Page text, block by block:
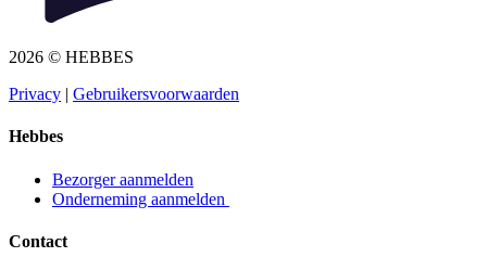
2026 © HEBBES
Privacy​​​​‌ ‍ ​‍​‍‌‍ ‌ ​‍‌‍‍‌‌‍‌ ‌‍‍‌‌‍ ‍​‍​‍​ ‍‍​‍​‍‌ ​ ‌‍​‌‌‍ ‍‌‍‍‌‌ ‌​‌ ‍‌​‍ ‍‌‍‍‌‌‍ ​‍​‍​‍ ​​‍​‍‌‍‍​‌ ​‍‌‍‌‌‌‍‌‍​‍​‍​ ‍‍​‍​‍‌‍‍​‌ ‌​‌ ‌​‌ ​​​ ‍‍​‍ ​‍ ‌‍ ​‌‍ ‌‍​ ‌‍​‌‌‍ ​‌‍‍​‌‍ ‌ ​ ‌ ‌​​ ‍‍​ ​ ​ ​ ​ ​ ​ ​ ​‍ ‌‍‍‌‌‍ ‍‌ ‌​‌‍‌‌‌‍ ‍‌ ‌​​‍ ‌‍‌‌‌‍‌​‌‍‍‌‌ ‌​​‍ ‌‍ ‌‌‍ ‌‍‌​‌‍‌‌​ ‌‌ ​​‌ ​‍‌‍‌‌‌ ​ ‌‍‌‌‌‍ ‍‌ ‌​‌‍​‌‌ ‌​‌‍‍‌‌‍ ‌‍ ‍​ ‍ ‌‍‍‌‌‍‌​​ ‌‌‍‌ ‌‍ ​‌‍ ‌‍​‍‌‍​‌‌‍ ​​ ‍ ‌ ‌​‌ ‍‌‌ ​​‌‍‌‌​ ‌‌‍‌ ‌‍ ​‌‍ ‌‍​‍‌‍​‌‌‍ ​​ ‍ ‌ ​​‌‍​‌‌ ‌​‌‍‍​​ ‌‌‍‌‍‌‍ ‌‍ ‌ ‌​‌‍‌‌‌ ​‍​‍ ‍‌‍ ​‌‍‌‌‌‍‌ ‌‍​‌‌‍ ​​‍‌‌​ ‌‌‌​​‍‌‌ ‌‍‍ ‌‍‌‌‌ ‍‌​‍‌‌​ ​ ‌​‌​​‍‌‌​ ​ ‌​‌​​‍‌‌​ ​‍​ ​‍​ ​‌​ ‍​‌‍‌‌​ ‌‍‌‍‌​‌‍‌‌‌‍‌‌​ ‌‍​ ​ ​ ‍‌​ ‌‌​ ‌​​‍‌‌​ ​‍​ ​‍​‍‌‌​ ‌‌‌​‌​​‍ ‍‌‍ ​‌‍​‌‌‍​‍‌‍‌‌‌‍ ​​ ‌‍​‍‌‍​‌‌ ​ ‌‍‌‌‌‌‌‌‌ ​‍‌‍ ​​ ‌‌‍‍​‌ ‌​‌ ‌​‌ ​​​‍‌‌​ ​ ‌​​‌​‍‌‌​ ​‍‌​‌‍​‍‌‌​ ​‍‌​‌‍‌‍ ​‌‍ ‌‍​ ‌‍​‌‌‍ ​‌‍‍​‌‍ ‌ ​ ‌ ‌​​‍‌‌​ ​ ‌​​‌​ ​ ​ ​ ​ ​ ​ ​ ​‍‌‍‌‍‍‌‌‍‌​​ ‌‌‍‌ ‌‍ ​‌‍ ‌‍​‍‌‍​‌‌‍ ​​‍‌‍‌ ‌​‌ ‍‌‌ ​​‌‍‌‌​ ‌‌‍‌ ‌‍ ​‌‍ ‌‍​‍‌‍​‌‌‍ ​​‍‌‍‌ ​​‌‍​‌‌ ‌​‌‍‍​​ ‌‌‍‌‍‌‍ ‌‍ ‌ ‌​‌‍‌‌‌ ​‍​‍ ‍‌‍ ​‌‍‌‌‌‍‌ ‌‍​‌‌‍ ​​‍‌‌​ ‌‌‌​​‍‌‌ ‌‍‍ ‌‍‌‌‌ ‍‌​‍‌‌​ ​ ‌​‌​​‍‌‌​ ​ ‌​‌​​‍‌‌​ ​‍​ ​‍​ ​‌​ ‍​‌‍‌‌​ ‌‍‌‍‌​‌‍‌‌‌‍‌‌​ ‌‍​ ​ ​ ‍‌​ ‌‌​ ‌​​‍‌‌​ ​‍​ ​‍​‍‌‌​ ‌‌‌​‌​​‍ ‍‌‍ ​‌‍​‌‌‍​‍‌‍‌‌‌‍ ​​‍‌‍‌ ​​‌‍‌‌‌ ​‍‌ ​ ‌ ​​‌‍‌‌‌‍​ ‌ ‌​‌‍‍‌‌ ‌‍‌‍‌‌​ ‌‌ ​​‌ ‌‌‌‍​‍‌‍ ​‌‍‍‌‌ ​ ‌‍‍​‌‍‌‌‌‍‌​​‍​‍‌ ‌ | Gebruikersvoorwaarden​​​​‌ ‍ ​‍​‍‌‍ ‌ ​‍‌‍‍‌‌‍‌ ‌‍‍‌‌‍ ‍​‍​‍​ ‍‍​‍​‍‌ ​ ‌‍​‌‌‍ ‍‌‍‍‌‌ ‌​‌ ‍‌​‍ ‍‌‍‍‌‌‍ ​‍​‍​‍ ​​‍​‍‌‍‍​‌ ​‍‌‍‌‌‌‍‌‍​‍​‍​ ‍‍​‍​‍‌‍‍​‌ ‌​‌ ‌​‌ ​​​ ‍‍​‍ ​‍ ‌‍ ​‌‍ ‌‍​ ‌‍​‌‌‍ ​‌‍‍​‌‍ ‌ ​ ‌ ‌​​ ‍‍​ ​ ​ ​ ​ ​ ​ ​ ​‍ ‌‍‍‌‌‍ ‍‌ ‌​‌‍‌‌‌‍ ‍‌ ‌​​‍ ‌‍‌‌‌‍‌​‌‍‍‌‌ ‌​​‍ ‌‍ ‌‌‍ ‌‍‌​‌‍‌‌​ ‌‌ ​​‌ ​‍‌‍‌‌‌ ​ ‌‍‌‌‌‍ ‍‌ ‌​‌‍​‌‌ ‌​‌‍‍‌‌‍ ‌‍ ‍​ ‍ ‌‍‍‌‌‍‌​​ ‌‌‍‌ ‌‍ ​‌‍ ‌‍​‍‌‍​‌‌‍ ​​ ‍ ‌ ‌​‌ ‍‌‌ ​​‌‍‌‌​ ‌‌‍‌ ‌‍ ​‌‍ ‌‍​‍‌‍​‌‌‍ ​​ ‍ ‌ ​​‌‍​‌‌ ‌​‌‍‍​​ ‌‌‍‌‍‌‍ ‌‍ ‌ ‌​‌‍‌‌‌ ​‍​‍ ‍‌‍ ​‌‍‌‌‌‍‌ ‌‍​‌‌‍ ​​‍‌‌​ ‌‌‌​​‍‌‌ ‌‍‍ ‌‍‌‌‌ ‍‌​‍‌‌​ ​ ‌​‌​​‍‌‌​ ​ ‌​‌​​‍‌‌​ ​‍​ ​‍​ ​​‌‍​ ‌‍‌‍​ ‌‍​ ‌​‌‍‌​​ ​ ‌‍‌‌​ ​ ​ ​‌​ ‍‌​ ​‍​‍‌‌​ ​‍​ ​‍​‍‌‌​ ‌‌‌​‌​​‍ ‍‌‍ ​‌‍​‌‌‍​‍‌‍‌‌‌‍ ​​ ‌‍​‍‌‍​‌‌ ​ ‌‍‌‌‌‌‌‌‌ ​‍‌‍ ​​ ‌‌‍‍​‌ ‌​‌ ‌​‌ ​​​‍‌‌​ ​ ‌​​‌​‍‌‌​ ​‍‌​‌‍​‍‌‌​ ​‍‌​‌‍‌‍ ​‌‍ ‌‍​ ‌‍​‌‌‍ ​‌‍‍​‌‍ ‌ ​ ‌ ‌​​‍‌‌​ ​ ‌​​‌​ ​ ​ ​ ​ ​ ​ ​ ​‍‌‍‌‍‍‌‌‍‌​​ ‌‌‍‌ ‌‍ ​‌‍ ‌‍​‍‌‍​‌‌‍ ​​‍‌‍‌ ‌​‌ ‍‌‌ ​​‌‍‌‌​ ‌‌‍‌ ‌‍ ​‌‍ ‌‍​‍‌‍​‌‌‍ ​​‍‌‍‌ ​​‌‍​‌‌ ‌​‌‍‍​​ ‌‌‍‌‍‌‍ ‌‍ ‌ ‌​‌‍‌‌‌ ​‍​‍ ‍‌‍ ​‌‍‌‌‌‍‌ ‌‍​‌‌‍ ​​‍‌‌​ ‌‌‌​​‍‌‌ ‌‍‍ ‌‍‌‌‌ ‍‌​‍‌‌​ ​ ‌​‌​​‍‌‌​ ​ ‌​‌​​‍‌‌​ ​‍​ ​‍​ ​​‌‍​ ‌‍‌‍​ ‌‍​ ‌​‌‍‌​​ ​ ‌‍‌‌​ ​ ​ ​‌​ ‍‌​ ​‍​‍‌‌​ ​‍​ ​‍​‍‌‌​ ‌‌‌​‌​​‍ ‍‌‍ ​‌‍​‌‌‍​‍‌‍‌‌‌‍ ​​‍‌‍‌ ​​‌‍‌‌‌ ​‍‌ ​ ‌ ​​‌‍‌‌‌‍​ ‌ ‌​‌‍‍‌‌ ‌‍‌‍‌‌​ ‌‌ ​​‌ ‌‌‌‍​‍‌‍ ​‌‍‍‌‌ ​ ‌‍‍​‌‍‌‌‌‍‌​​‍​‍‌ ‌
Hebbes
Bezorger aanmelden​​​​‌ ‍ ​‍​‍‌‍ ‌ ​‍‌‍‍‌‌‍‌ ‌‍‍‌‌‍ ‍​‍​‍​ ‍‍​‍​‍‌ ​ ‌‍​‌‌‍ ‍‌‍‍‌‌ ‌​‌ ‍‌​‍ ‍‌‍‍‌‌‍ ​‍​‍​‍ ​​‍​‍‌‍‍​‌ ​‍‌‍‌‌‌‍‌‍​‍​‍​ ‍‍​‍​‍‌‍‍​‌ ‌​‌ ‌​‌ ​​​ ‍‍​‍ ​‍ ‌‍ ​‌‍ ‌‍​ ‌‍​‌‌‍ ​‌‍‍​‌‍ ‌ ​ ‌ ‌​​ ‍‍​ ​ ​ ​ ​ ​ ​ ​ ​‍ ‌‍‍‌‌‍ ‍‌ ‌​‌‍‌‌‌‍ ‍‌ ‌​​‍ ‌‍‌‌‌‍‌​‌‍‍‌‌ ‌​​‍ ‌‍ ‌‌‍ ‌‍‌​‌‍‌‌​ ‌‌ ​​‌ ​‍‌‍‌‌‌ ​ ‌‍‌‌‌‍ ‍‌ ‌​‌‍​‌‌ ‌​‌‍‍‌‌‍ ‌‍ ‍​ ‍ ‌‍‍‌‌‍‌​​ ‌‌‍‌ ‌‍ ​‌‍ ‌‍​‍‌‍​‌‌‍ ​​ ‍ ‌ ‌​‌ ‍‌‌ ​​‌‍‌‌​ ‌‌‍‌ ‌‍ ​‌‍ ‌‍​‍‌‍​‌‌‍ ​​ ‍ ‌ ​​‌‍​‌‌ ‌​‌‍‍​​ ‌‌‍‌‍‌‍ ‌‍ ‌ ‌​‌‍‌‌‌ ​‍​‍ ‍‌ ​​‌‍​‌‌‍‌ ‌‍‌‌‌ ​ ​‍‌‌​ ‌‌‌​​‍‌‌ ‌‍‍ ‌‍‌‌‌ ‍‌​‍‌‌​ ​ ‌​‌​​‍‌‌​ ​ ‌​‌​​‍‌‌​ ​‍​ ​‍​ ‌ ​ ​‌‌‍​‍‌‍​ ​ ‌‌​ ‌ ​ ​‌​ ​‍​ ‌​​ ​​‌‍‌‌​ ‍‌​‍‌‌​ ​‍​ ​‍​‍‌‌​ ‌‌‌​‌​​‍ ‍‌‍ ​‌‍​‌‌‍​‍‌‍‌‌‌‍ ​​ ‌‍​‍‌‍​‌‌ ​ ‌‍‌‌‌‌‌‌‌ ​‍‌‍ ​​ ‌‌‍‍​‌ ‌​‌ ‌​‌ ​​​‍‌‌​ ​ ‌​​‌​‍‌‌​ ​‍‌​‌‍​‍‌‌​ ​‍‌​‌‍‌‍ ​‌‍ ‌‍​ ‌‍​‌‌‍ ​‌‍‍​‌‍ ‌ ​ ‌ ‌​​‍‌‌​ ​ ‌​​‌​ ​ ​ ​ ​ ​ ​ ​ ​‍‌‍‌‍‍‌‌‍‌​​ ‌‌‍‌ ‌‍ ​‌‍ ‌‍​‍‌‍​‌‌‍ ​​‍‌‍‌ ‌​‌ ‍‌‌ ​​‌‍‌‌​ ‌‌‍‌ ‌‍ ​‌‍ ‌‍​‍‌‍​‌‌‍ ​​‍‌‍‌ ​​‌‍​‌‌ ‌​‌‍‍​​ ‌‌‍‌‍‌‍ ‌‍ ‌ ‌​‌‍‌‌‌ ​‍​‍ ‍‌ ​​‌‍​‌‌‍‌ ‌‍‌‌‌ ​ ​‍‌‌​ ‌‌‌​​‍‌‌ ‌‍‍ ‌‍‌‌‌ ‍‌​‍‌‌​ ​ ‌​‌​​‍‌‌​ ​ ‌​‌​​‍‌‌​ ​‍​ ​‍​ ‌ ​ ​‌‌‍​‍‌‍​ ​ ‌‌​ ‌ ​ ​‌​ ​‍​ ‌​​ ​​‌‍‌‌​ ‍‌​‍‌‌​ ​‍​ ​‍​‍‌‌​ ‌‌‌​‌​​‍ ‍‌‍ ​‌‍​‌‌‍​‍‌‍‌‌‌‍ ​​‍‌‍‌ ​​‌‍‌‌‌ ​‍‌ ​ ‌ ​​‌‍‌‌‌‍​ ‌ ‌​‌‍‍‌‌ ‌‍‌‍‌‌​ ‌‌ ​​‌ ‌‌‌‍​‍‌‍ ​‌‍‍‌‌ ​ ‌‍‍​‌‍‌‌‌‍‌​​‍​‍‌ ‌
Onderneming aanmelden ​​​​‌ ‍ ​‍​‍‌‍ ‌ ​‍‌‍‍‌‌‍‌ ‌‍‍‌‌‍ ‍​‍​‍​ ‍‍​‍​‍‌ ​ ‌‍​‌‌‍ ‍‌‍‍‌‌ ‌​‌ ‍‌​‍ ‍‌‍‍‌‌‍ ​‍​‍​‍ ​​‍​‍‌‍‍​‌ ​‍‌‍‌‌‌‍‌‍​‍​‍​ ‍‍​‍​‍‌‍‍​‌ ‌​‌ ‌​‌ ​​​ ‍‍​‍ ​‍ ‌‍ ​‌‍ ‌‍​ ‌‍​‌‌‍ ​‌‍‍​‌‍ ‌ ​ ‌ ‌​​ ‍‍​ ​ ​ ​ ​ ​ ​ ​ ​‍ ‌‍‍‌‌‍ ‍‌ ‌​‌‍‌‌‌‍ ‍‌ ‌​​‍ ‌‍‌‌‌‍‌​‌‍‍‌‌ ‌​​‍ ‌‍ ‌‌‍ ‌‍‌​‌‍‌‌​ ‌‌ ​​‌ ​‍‌‍‌‌‌ ​ ‌‍‌‌‌‍ ‍‌ ‌​‌‍​‌‌ ‌​‌‍‍‌‌‍ ‌‍ ‍​ ‍ ‌‍‍‌‌‍‌​​ ‌‌‍‌ ‌‍ ​‌‍ ‌‍​‍‌‍​‌‌‍ ​​ ‍ ‌ ‌​‌ ‍‌‌ ​​‌‍‌‌​ ‌‌‍‌ ‌‍ ​‌‍ ‌‍​‍‌‍​‌‌‍ ​​ ‍ ‌ ​​‌‍​‌‌ ‌​‌‍‍​​ ‌‌‍‌‍‌‍ ‌‍ ‌ ‌​‌‍‌‌‌ ​‍​‍ ‍‌ ​​‌‍​‌‌‍‌ ‌‍‌‌‌ ​ ​‍‌‌​ ‌‌‌​​‍‌‌ ‌‍‍ ‌‍‌‌‌ ‍‌​‍‌‌​ ​ ‌​‌​​‍‌‌​ ​ ‌​‌​​‍‌‌​ ​‍​ ​‍​ ‌ ​ ‌ ​ ‍‌​ ​ ​ ​‌‌‍​ ‌‍​‌​ ‌‍​ ​‌‌‍​‍​ ‌‍‌‍​ ​‍‌‌​ ​‍​ ​‍​‍‌‌​ ‌‌‌​‌​​‍ ‍‌‍ ​‌‍​‌‌‍​‍‌‍‌‌‌‍ ​​ ‌‍​‍‌‍​‌‌ ​ ‌‍‌‌‌‌‌‌‌ ​‍‌‍ ​​ ‌‌‍‍​‌ ‌​‌ ‌​‌ ​​​‍‌‌​ ​ ‌​​‌​‍‌‌​ ​‍‌​‌‍​‍‌‌​ ​‍‌​‌‍‌‍ ​‌‍ ‌‍​ ‌‍​‌‌‍ ​‌‍‍​‌‍ ‌ ​ ‌ ‌​​‍‌‌​ ​ ‌​​‌​ ​ ​ ​ ​ ​ ​ ​ ​‍‌‍‌‍‍‌‌‍‌​​ ‌‌‍‌ ‌‍ ​‌‍ ‌‍​‍‌‍​‌‌‍ ​​‍‌‍‌ ‌​‌ ‍‌‌ ​​‌‍‌‌​ ‌‌‍‌ ‌‍ ​‌‍ ‌‍​‍‌‍​‌‌‍ ​​‍‌‍‌ ​​‌‍​‌‌ ‌​‌‍‍​​ ‌‌‍‌‍‌‍ ‌‍ ‌ ‌​‌‍‌‌‌ ​‍​‍ ‍‌ ​​‌‍​‌‌‍‌ ‌‍‌‌‌ ​ ​‍‌‌​ ‌‌‌​​‍‌‌ ‌‍‍ ‌‍‌‌‌ ‍‌​‍‌‌​ ​ ‌​‌​​‍‌‌​ ​ ‌​‌​​‍‌‌​ ​‍​ ​‍​ ‌ ​ ‌ ​ ‍‌​ ​ ​ ​‌‌‍​ ‌‍​‌​ ‌‍​ ​‌‌‍​‍​ ‌‍‌‍​ ​‍‌‌​ ​‍​ ​‍​‍‌‌​ ‌‌‌​‌​​‍ ‍‌‍ ​‌‍​‌‌‍​‍‌‍‌‌‌‍ ​​‍‌‍‌ ​​‌‍‌‌‌ ​‍‌ ​ ‌ ​​‌‍‌‌‌‍​ ‌ ‌​‌‍‍‌‌ ‌‍‌‍‌‌​ ‌‌ ​​‌ ‌‌‌‍​‍‌‍ ​‌‍‍‌‌ ​ ‌‍‍​‌‍‌‌‌‍‌​​‍​‍‌ ‌
Contact